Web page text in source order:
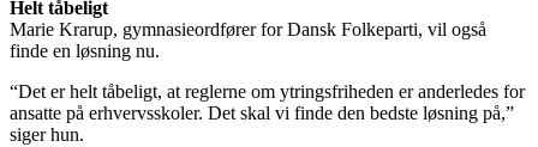
Helt tåbeligt
Marie Krarup, gymnasieordfører for Dansk Folkeparti, vil også
finde en løsning nu.
“Det er helt tåbeligt, at reglerne om ytringsfriheden er anderledes for
ansatte på erhvervsskoler. Det skal vi finde den bedste løsning på,”
siger hun.